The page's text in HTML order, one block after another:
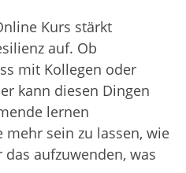
Kurs stärkt
auf. Ob
mit Kollegen oder
kann diesen Dingen
lernen
sein zu lassen, wie
aufzuwenden, was